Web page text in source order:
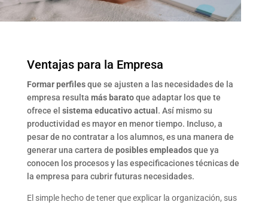
Ventajas para la Empresa
Formar perfilesque se ajusten a las necesidades de la
empresa resulta más baratoque adaptar los que te
ofrece el sistema educativo actual . Así mismo su
productividad es mayor en menor tiempo. Incluso, a
pesar de no contratar a los alumnos, es una manera de
generar una cartera de posibles empleadosque ya
conocen los procesos y las especificaciones técnicas de
la empresa para cubrir futuras necesidades.
El simple hecho de tener que explicar la organización, sus